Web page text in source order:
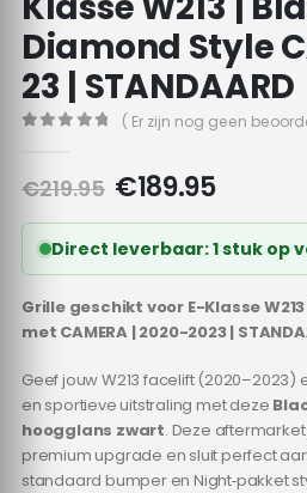
Diamond Style
23 | STANDAARD
( Er zijn nog geen
€219.95
was:
€219.95.
€189.95Huidige
is:
Direct leverbaar: 1 stuk op
Grille geschikt voor E-Klasse
met CAMERA | 2020-2023 |
Geef jouw W213 facelift
en sportieve uitstraling met deze
hoogglans zwart. Deze
premium upgrade en sluit perfect
standaard bumper en Night‑pakket